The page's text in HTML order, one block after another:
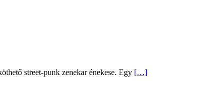
street-punk zenekar énekese. Egy […]